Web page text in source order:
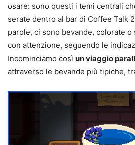
osare: sono questi i temi centrali
serate dentro al bar di Coffee Talk
parole, ci sono bevande, colorate
con attenzione, seguendo le
Incominciamo così un viaggio
attraverso le bevande più tipiche,